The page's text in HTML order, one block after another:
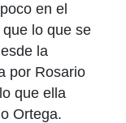
en el
lo que se
la
por Rosario
que ella
Ortega.